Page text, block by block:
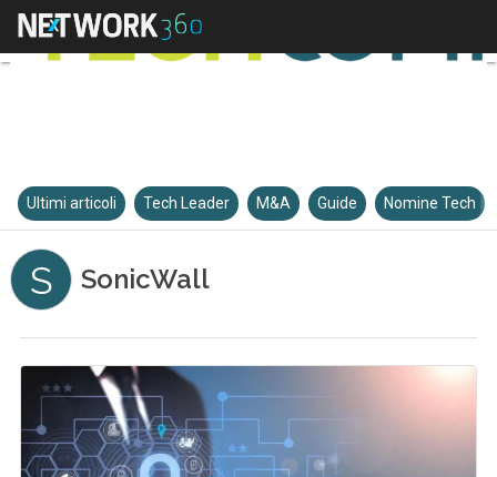
Ultimi articoli Tech Leader M&A Guide Nomine Tech
S SonicWall